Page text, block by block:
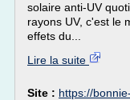
solaire anti-UV
rayons UV, c'est le
effets du...
Lire la suite
Site : https://